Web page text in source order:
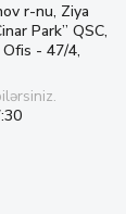
r-nu, Ziya
Park” QSC,
- 47/4,